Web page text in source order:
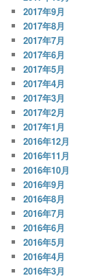
2017年9月
2017年8月
2017年7月
2017年6月
2017年5月
2017年4月
2017年3月
2017年2月
2017年1月
2016年12月
2016年11月
2016年10月
2016年9月
2016年8月
2016年7月
2016年6月
2016年5月
2016年4月
2016年3月